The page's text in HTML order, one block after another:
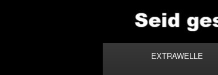
EXTRAWELLE